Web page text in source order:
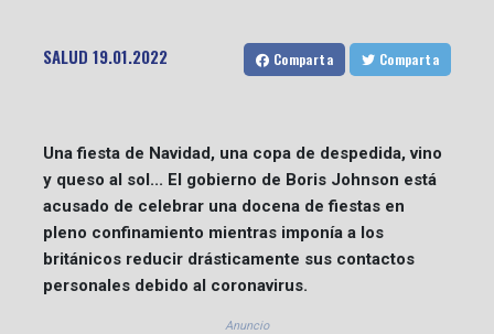
SALUD 19.01.2022 Comparta Comparta
Una fiesta de Navidad, una copa de despedida, vino
y queso al sol... El gobierno de Boris Johnson está
acusado de celebrar una docena de fiestas en
pleno confinamiento mientras imponía a los
británicos reducir drásticamente sus contactos
personales debido al coronavirus.
Anuncio